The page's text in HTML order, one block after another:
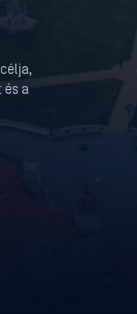
és a